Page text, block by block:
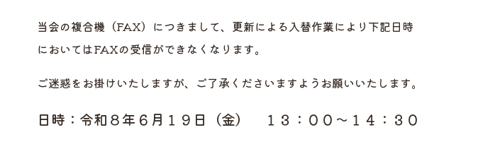
当会の複合機（FAX）につきまして、更新による入替作業により下記日時
においてはFAXの受信ができなくなります。
ご迷惑をお掛けいたしますが、ご了承くださいますようお願いいたします。
日時：令和８年６月１９日（金） １３：００～１４：３０